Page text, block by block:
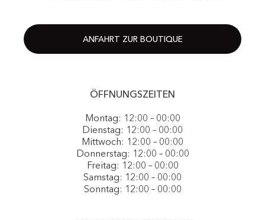
ANFAHRT ZUR BOUTIQUE
ÖFFNUNGSZEITEN
Montag: 12:00 – 00:00
Dienstag: 12:00 – 00:00
Mittwoch: 12:00 – 00:00
Donnerstag: 12:00 – 00:00
Freitag: 12:00 – 00:00
Samstag: 12:00 – 00:00
Sonntag: 12:00 – 00:00